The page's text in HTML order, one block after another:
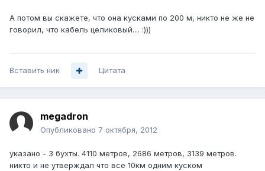
А потом вы скажете, что она кусками по 200 м, никто не же не
говорил, что кабель целиковый.... :)))
Вставить ник Цитата
megadron
Опубликовано 7 октября, 2012
указано - 3 бухты. 4110 метров, 2686 метров, 3139 метров.
никто и не утверждал что все 10км одним куском